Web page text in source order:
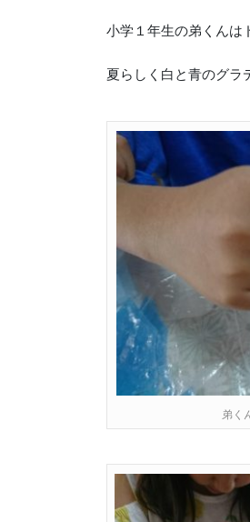
小学１年生の弟くんは
夏らしく白と青のグラ
弟く